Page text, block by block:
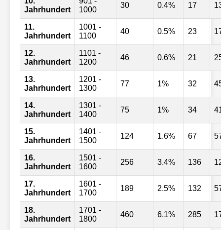
Jahrhundert
1000
30 0.4% 17
11.
Jahrhundert
1001 -
1100
40 0.5% 23
12.
Jahrhundert
1101 -
1200
46 0.6% 21
13.
Jahrhundert
1201 -
1300
77 1% 32
14.
Jahrhundert
1301 -
1400
75 1% 34
15.
Jahrhundert
1401 -
1500
124 1.6% 67
16.
Jahrhundert
1501 -
1600
256 3.4% 136
17.
Jahrhundert
1601 -
1700
189 2.5% 132
18.
Jahrhundert
1701 -
1800
460 6.1% 285